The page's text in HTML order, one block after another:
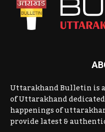
Uttarakhand Bulletin is
of Uttarakhand
happenings of
provide latest &